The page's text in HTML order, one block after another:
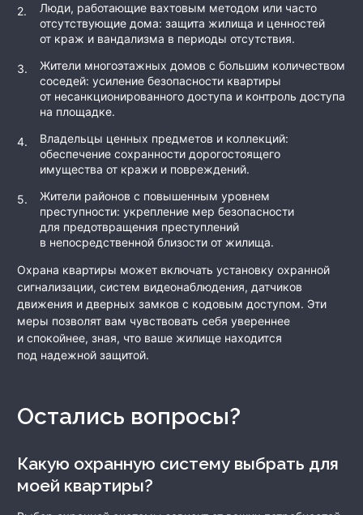
Люди, работающие вахтовым методом или часто
отсутствующие дома: защита жилища и ценностей
от краж и вандализма в периоды отсутствия.
Жители многоэтажных домов с большим количеством
соседей: усиление безопасности квартиры
от несанкционированного доступа и контроль доступа
на площадке.
Владельцы ценных предметов и коллекций:
обеспечение сохранности дорогостоящего
имущества от кражи и повреждений.
Жители районов с повышенным уровнем
преступности: укрепление мер безопасности
для предотвращения преступлений
в непосредственной близости от жилища.
Охрана квартиры может включать установку охранной
сигнализации, систем видеонаблюдения, датчиков
движения и дверных замков с кодовым доступом. Эти
меры позволят вам чувствовать себя увереннее
и спокойнее, зная, что ваше жилище находится
под надежной защитой.
Остались вопросы?
Какую охранную систему выбрать для
моей квартиры?